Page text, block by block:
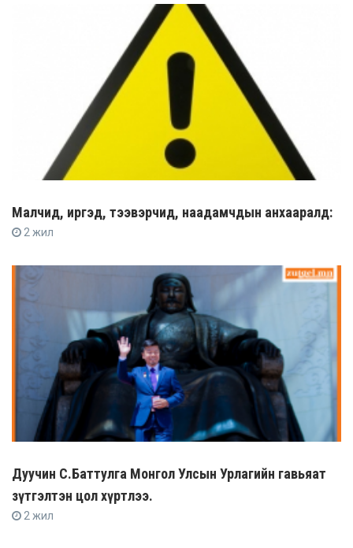
Малчид, иргэд, тээвэрчид, наадамчдын анхааралд:
2 жил
Дуучин С.Баттулга Монгол Улсын Урлагийн гавьяат
зүтгэлтэн цол хүртлээ.
2 жил